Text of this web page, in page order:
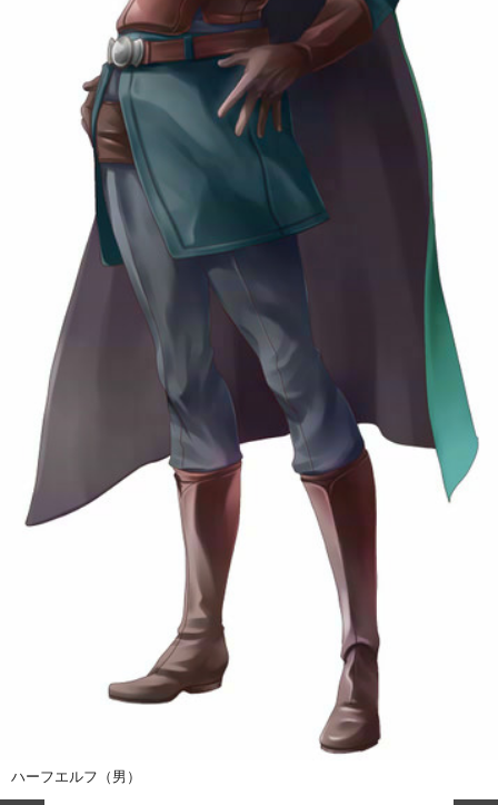
ハーフエルフ（男）